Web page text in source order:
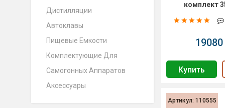
Дистилляции
Автоклавы
Пищевые Емкости
Комплектующие Для
Самогонных Аппаратов
Аксессуары
комплект
19080
Купить
Артикул: 110555